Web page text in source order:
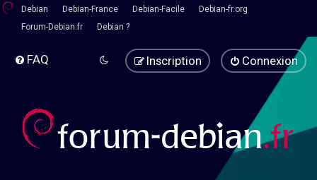
Debian Debian-France Debian-Facile
Debian-fr.org
Forum-Debian.fr
Debian ?
FAQ Connexion
Inscription